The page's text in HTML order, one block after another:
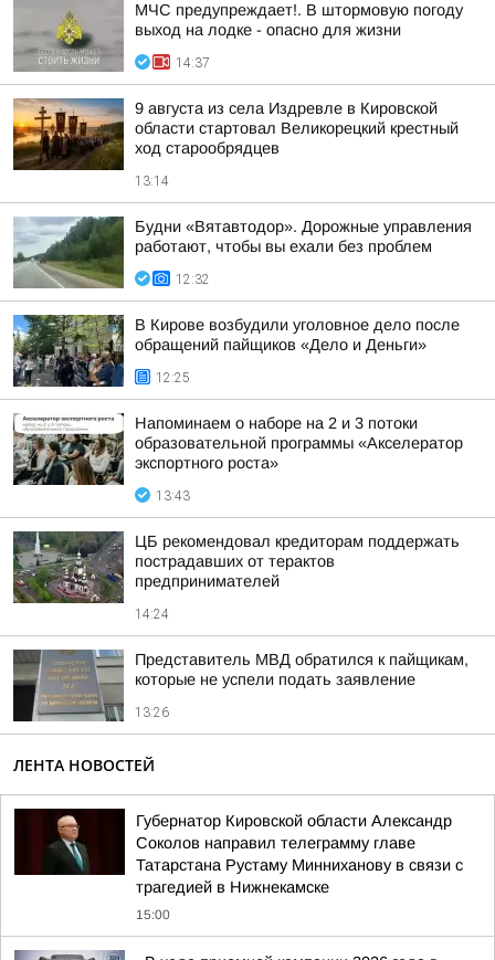
МЧС предупреждает!. В штормовую погоду
выход на лодке - опасно для жизни
14:37
9 августа из села Издревле в Кировской
области стартовал Великорецкий крестный
ход старообрядцев
13:14
Будни «Вятавтодор». Дорожные управления
работают, чтобы вы ехали без проблем
12:32
В Кирове возбудили уголовное дело после
обращений пайщиков «Дело и Деньги»
12:25
Напоминаем о наборе на 2 и 3 потоки
образовательной программы «Акселератор
экспортного роста»
13:43
ЦБ рекомендовал кредиторам поддержать
пострадавших от терактов
предпринимателей
14:24
Представитель МВД обратился к пайщикам,
которые не успели подать заявление
13:26
ЛЕНТА НОВОСТЕЙ
Губернатор Кировской области Александр
Соколов направил телеграмму главе
Татарстана Рустаму Минниханову в связи с
трагедией в Нижнекамске
15:00